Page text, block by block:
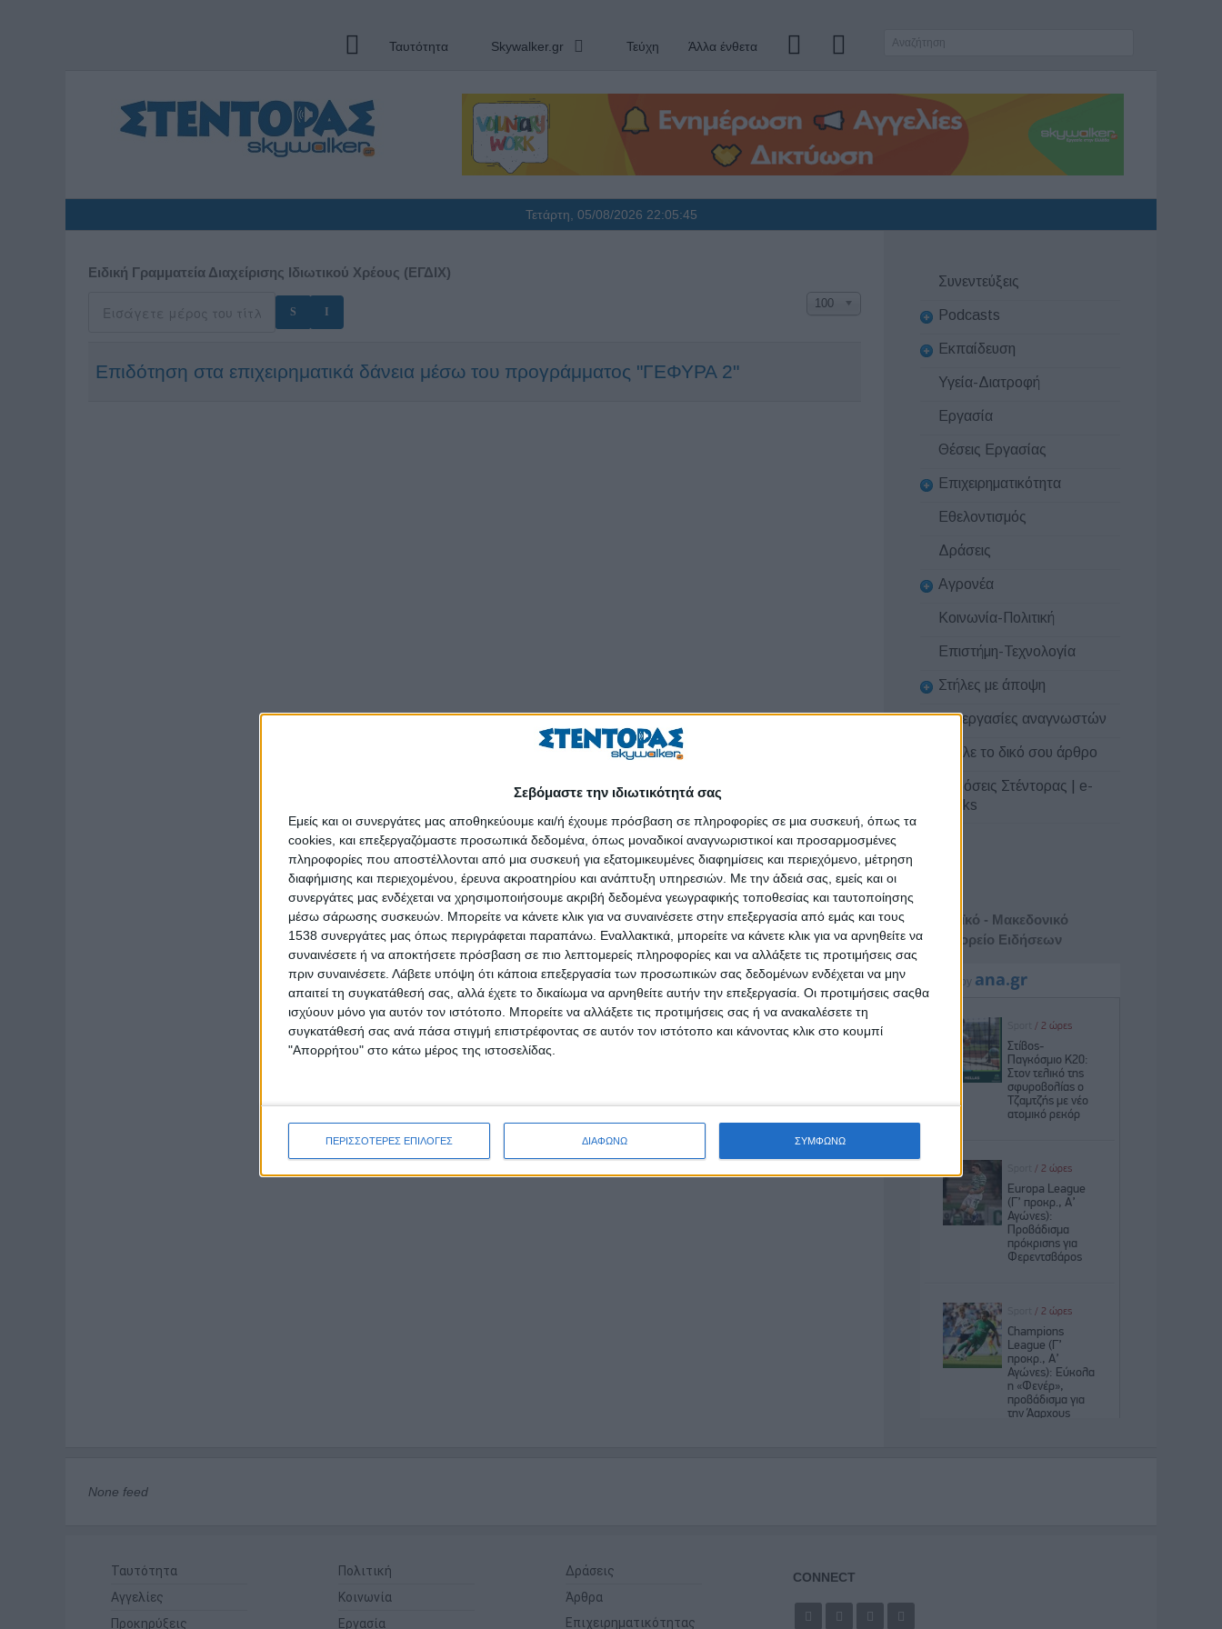
Σεβόμαστε την ιδιωτικότητά σας
Εμείς και οι συνεργάτες μας αποθηκεύουμε και/ή έχουμε πρόσβαση σε πληροφορίες σε μια συσκευή, όπως τα
cookies, και επεξεργαζόμαστε προσωπικά δεδομένα, όπως μοναδικοί αναγνωριστικοί και προσαρμοσμένες
πληροφορίες που αποστέλλονται από μια συσκευή για εξατομικευμένες διαφημίσεις και περιεχόμενο, μέτρηση
διαφήμισης και περιεχομένου, έρευνα ακροατηρίου και ανάπτυξη υπηρεσιών. Με την άδειά σας, εμείς και οι
συνεργάτες μας ενδέχεται να χρησιμοποιήσουμε ακριβή δεδομένα γεωγραφικής τοποθεσίας και ταυτοποίησης
μέσω σάρωσης συσκευών. Μπορείτε να κάνετε κλικ για να συναινέσετε στην επεξεργασία από εμάς και τους
1538 συνεργάτες μας όπως περιγράφεται παραπάνω. Εναλλακτικά, μπορείτε να κάνετε κλικ για να αρνηθείτε να
συναινέσετε ή να αποκτήσετε πρόσβαση σε πιο λεπτομερείς πληροφορίες και να αλλάξετε τις προτιμήσεις σας
πριν συναινέσετε. Λάβετε υπόψη ότι κάποια επεξεργασία των προσωπικών σας δεδομένων ενδέχεται να μην
απαιτεί τη συγκατάθεσή σας, αλλά έχετε το δικαίωμα να αρνηθείτε αυτήν την επεξεργασία. Οι προτιμήσεις σαςθα
ισχύουν μόνο για αυτόν τον ιστότοπο. Μπορείτε να αλλάξετε τις προτιμήσεις σας ή να ανακαλέσετε τη
συγκατάθεσή σας ανά πάσα στιγμή επιστρέφοντας σε αυτόν τον ιστότοπο και κάνοντας κλικ στο κουμπί
"Απορρήτου" στο κάτω μέρος της ιστοσελίδας.
ΠΕΡΙΣΣΟΤΕΡΕΣ ΕΠΙΛΟΓΕΣ ΔΙΑΦΩΝΩ ΣΥΜΦΩΝΩ
Ταυτότητα Skywalker.gr Τεύχη Άλλα ένθετα
Τετάρτη, 05/08/2026 22:05:46
Ειδική Γραμματεία Διαχείρισης Ιδιωτικού Χρέους (ΕΓΔΙΧ)
100
Επιδότηση στα επιχειρηματικά δάνεια μέσω του προγράμματος "ΓΕΦΥΡΑ 2"
Συνεντεύξεις
Podcasts
Εκπαίδευση
Υγεία-Διατροφή
Εργασία
Θέσεις Εργασίας
Επιχειρηματικότητα
Εθελοντισμός
Δράσεις
Αγρονέα
Κοινωνία-Πολιτική
Επιστήμη-Τεχνολογία
Στήλες με άποψη
Συνεργασίες αναγνωστών
Στείλε το δικό σου άρθρο
Εκδόσεις Στέντορας | e-
books
Αθηναϊκό - Μακεδονικό
Πρακτορείο Ειδήσεων
None feed
Ταυτότητα
Αγγελίες
Προκηρύξεις
Πολιτική
Κοινωνία
Εργασία
Δράσεις
Άρθρα
Επιχειρηματικότητας
CONNECT